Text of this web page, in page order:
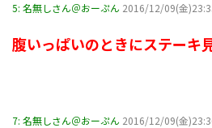
5: 名無しさん＠おーぷん 2016/12/09(金
腹いっぱいのときにステーキ
7: 名無しさん＠おーぷん 2016/12/09(金